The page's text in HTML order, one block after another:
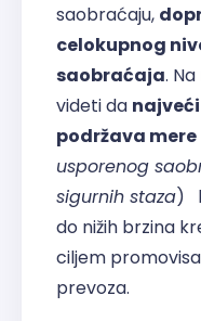
saobraćaju,
celokupnog
saobraćaja.
videti da
podržava mere
usporenog
sigurnih staza)
do nižih brzina
ciljem
prevoza.